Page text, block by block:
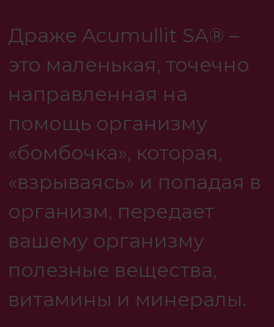
Драже Acumullit SA® –
это маленькая, точечно
направленная на
помощь организму
«бомбочка», которая,
«взрываясь» и попадая в
организм, передает
вашему организму
полезные вещества,
витамины и минералы.